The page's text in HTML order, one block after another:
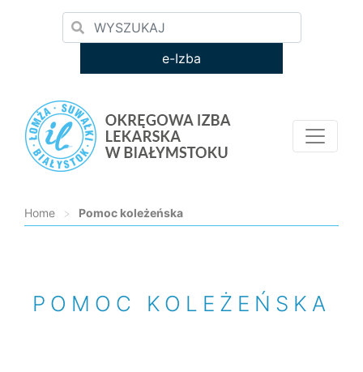
e-Izba
Home > Pomoc koleżeńska
POMOC KOLEŻEŃSKA